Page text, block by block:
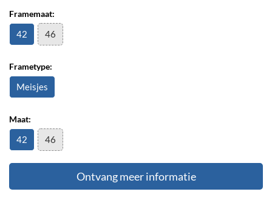
Framemaat:
42 46
Frametype:
Meisjes
Maat:
42 46
Ontvang meer informatie